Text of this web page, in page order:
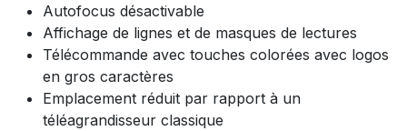
Autofocus désactivable
Affichage de lignes et de masques de lectures
Télécommande avec touches colorées avec logos
en gros caractères
Emplacement réduit par rapport à un
téléagrandisseur classique